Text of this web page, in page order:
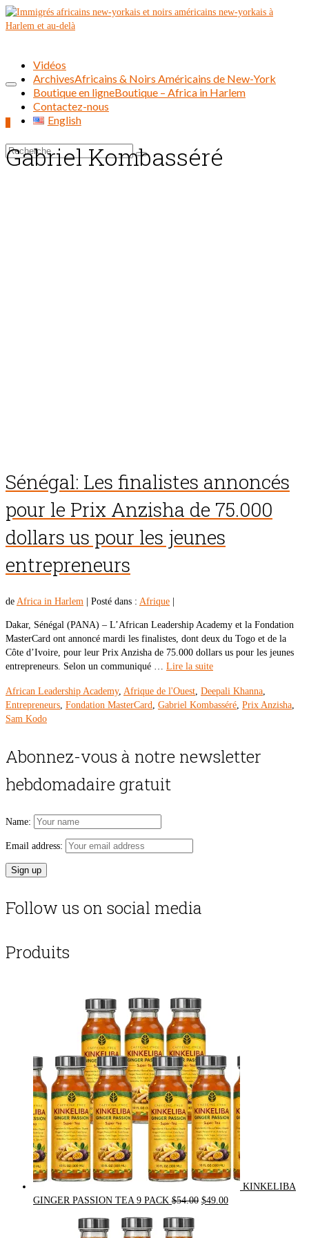
Rechercher :
Vidéos
ArchivesAfricains & Noirs Américains de New-York
Boutique en ligneBoutique – Africa in Harlem
Contactez-nous
English
Gabriel Kombasséré
Sénégal: Les finalistes annoncés
pour le Prix Anzisha de 75.000
dollars us pour les jeunes
entrepreneurs
de Africa in Harlem Posté dans : Afrique
Dakar, Sénégal (PANA) – L’African Leadership Academy et la Fondation
MasterCard ont annoncé mardi les finalistes, dont deux du Togo et de la
Côte d’Ivoire, pour leur Prix Anzisha de 75.000 dollars us pour les jeunes
entrepreneurs. Selon un communiqué … Lire la suite
African Leadership Academy, Afrique de l'Ouest, Deepali Khanna,
Entrepreneurs, Fondation MasterCard, Gabriel Kombasséré, Prix Anzisha,
Sam Kodo
Abonnez-vous à notre newsletter
hebdomadaire gratuit
Name:
Email address:
Follow us on social media
Produits
KINKELIBA
GINGER PASSION TEA 9 PACK $54.00 Original
$49.00Current